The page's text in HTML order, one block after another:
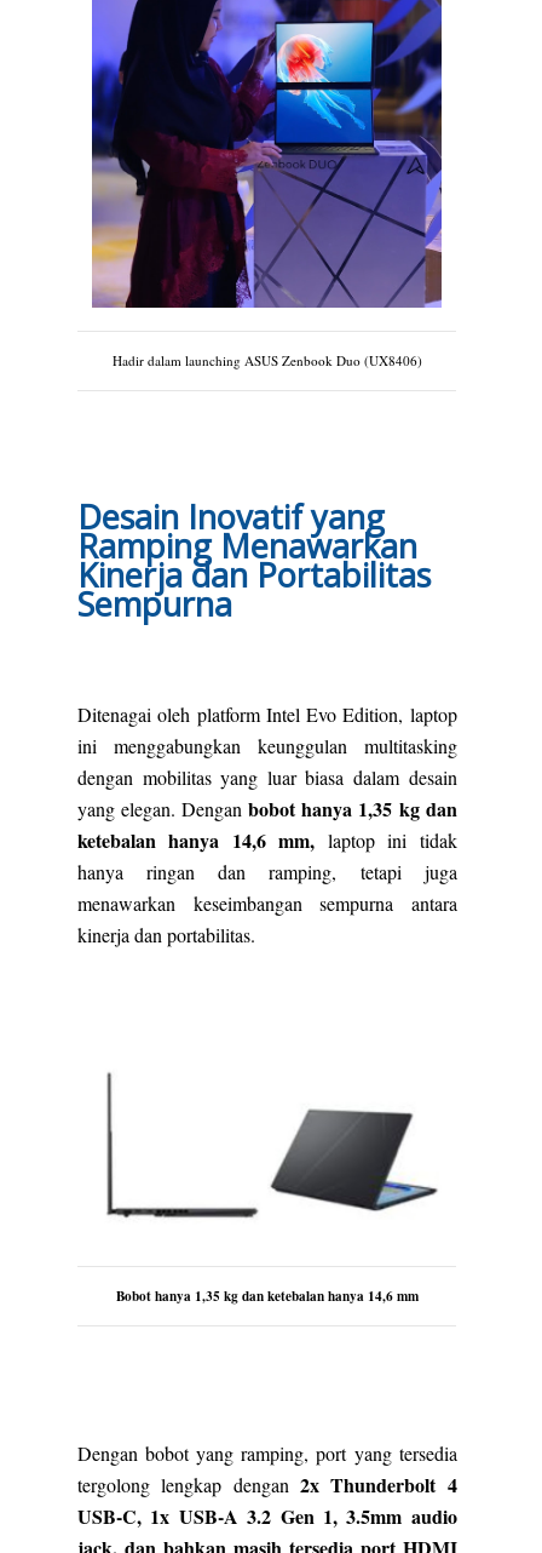
Hadir dalam launching ASUS Zenbook Duo (UX8406)
Desain Inovatif yang
Ramping Menawarkan
Kinerja dan Portabilitas
Sempurna
Ditenagai oleh platform Intel Evo Edition, laptop
ini menggabungkan keunggulan multitasking
dengan mobilitas yang luar biasa dalam desain
yang elegan. Denganbobot hanya 1,35 kg dan
ketebalan hanya 14,6 mm, laptop ini tidak
hanya ringan dan ramping, tetapi juga
menawarkan keseimbangan sempurna antara
kinerja dan portabilitas.
Bobot hanya 1,35 kg dan ketebalan hanya 14,6 mm
Dengan bobot yang ramping, port yang tersedia
tergolong lengkap dengan 2x Thunderbolt 4
USB-C, 1x USB-A 3.2 Gen 1, 3.5mm audio
jack, dan bahkan masih tersedia port HDMI